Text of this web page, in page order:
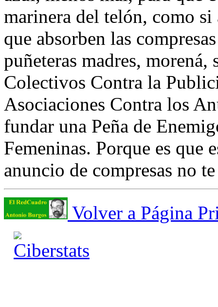
marinera del telón, como
que absorben las
puñeteras madres,
Colectivos Contra la
Asociaciones Contra los
fundar una Peña de
Femeninas. Porque es que
anuncio de compresas no
Volver a Página